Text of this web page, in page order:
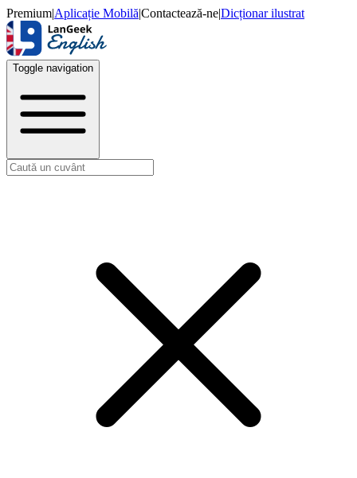
Premium|Aplicație Mobilă|Contactează-ne|Dicționar ilustrat
Toggle navigation